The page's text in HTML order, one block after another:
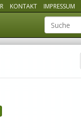
KONTAKT IMPRESSUM
Suchbegriff